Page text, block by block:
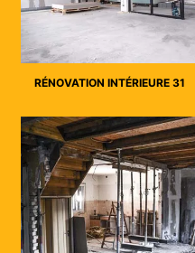
RÉNOVATION INTÉRIEURE 31